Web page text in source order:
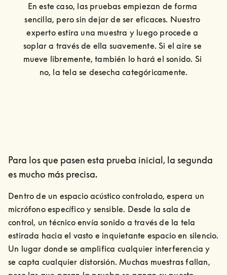
En este caso, las pruebas empiezan de forma
sencilla, pero sin dejar de ser eficaces. Nuestro
experto estira una muestra y luego procede a
soplar a través de ella suavemente. Si el aire se
mueve libremente, también lo hará el sonido. Si
no, la tela se desecha categóricamente.
Para los que pasen esta prueba inicial, la segunda
es mucho más precisa.
Dentro de un espacio acústico controlado, espera un
micrófono específico y sensible. Desde la sala de
control, un técnico envía sonido a través de la tela
estirada hacia el vasto e inquietante espacio en silencio.
Un lugar donde se amplifica cualquier interferencia y
se capta cualquier distorsión. Muchas muestras fallan,